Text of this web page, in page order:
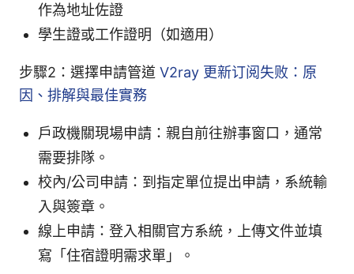
作為地址佐證
學生證或工作證明（如適用）
步驟2：選擇申請管道 V2ray 更新订阅失败：原
因、排解與最佳實務
戶政機關現場申請：親自前往辦事窗口，通常
需要排隊。
校內/公司申請：到指定單位提出申請，系統輸
入與簽章。
線上申請：登入相關官方系統，上傳文件並填
寫「住宿證明需求單」。